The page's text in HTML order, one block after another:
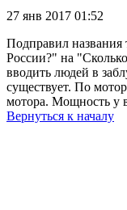
27 янв 2017 01:52
Подправил
России?" на
вводить людей в
существует. По
мотора. Мощность у
Вернуться к началу